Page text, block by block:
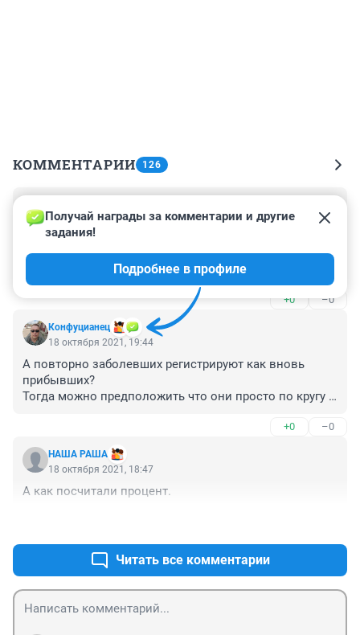
КОММЕНТАРИИ 126
18 октября 2021, 22:40
маски не носят 99,999 процентов. Что смеяться ? И
это дополнительное статистически достоверное
доказательство бесполезности масок !
+0 –0
Конфуцианец
Получай награды за комментарии и другие
задания!
Подробнее в профиле
18 октября 2021, 19:44
А повторно заболевших регистрируют как вновь
прибывших?
Тогда можно предположить что они просто по кругу
+0 –0
НАША РАША
18 октября 2021, 18:47
А как посчитали процент.
Читать все комментарии